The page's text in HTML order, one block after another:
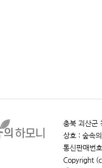
충북 괴산군
상호 : 숲속
통신판매번
Copyright